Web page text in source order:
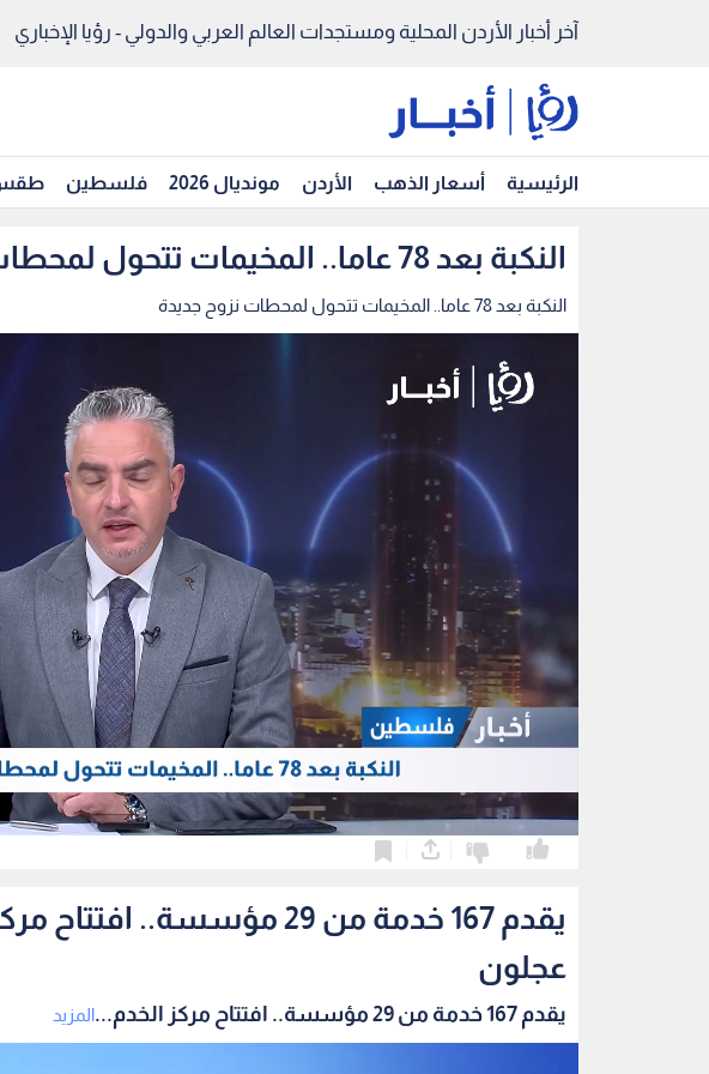
آخر أخبار الأردن المحلية ومستجدات العالم العربي والدولي - رؤيا الإخباري
الرئيسية أسعار الذهب الأردن مونديال 2026 فلسطين
النكبة بعد 78 عاما.. المخيمات تتحول لمحطات نزوح جديدة
النكبة بعد 78 عاما.. المخيمات تتحول لمحطات نزوح جديدة
يقدم 167 خدمة من 29 مؤسسة..
عجلون
يقدم 167 خدمة من 29 مؤسسة.. افتتاح مركز الخدم... المزيد